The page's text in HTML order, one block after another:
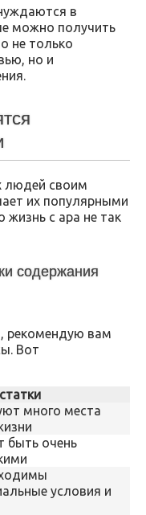
в
можно получить
не только
но и
людей своим
их популярными
с ара не так
содержания
рекомендую вам
Вот
много места
быть очень
условия и